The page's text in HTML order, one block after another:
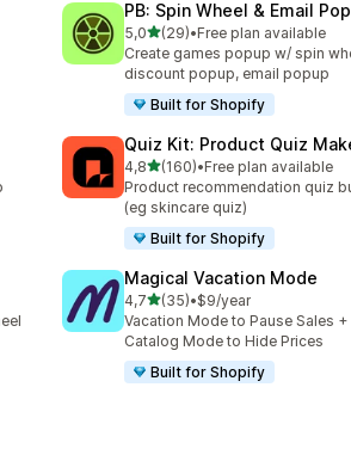
PB: Spin Wheel & Email
5,0av 5 stjerner
(29)
Totalt 29 omtaler
•Free plan available
Create games popup w/ spin
discount popup, email popup
Built for Shopify
Quiz Kit: Product Quiz
4,8av 5 stjerner
(160)
Totalt 160 omtaler
•Free plan available
Product recommendation quiz
(eg skincare quiz)
Built for Shopify
Magical Vacation Mode
4,7av 5 stjerner
(35)
Totalt 35 omtaler
•$9/year
Vacation Mode to Pause Sales +
Catalog Mode to Hide Prices
Built for Shopify